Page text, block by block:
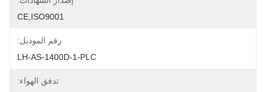
CE,ISO9001
رقم الموديل:
LH-AS-1400D-1-PLC
تدفق الهواء: